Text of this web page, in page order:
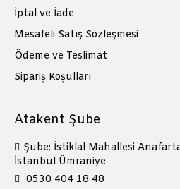
İptal ve İade
Mesafeli Satış Sözleşmesi
Ödeme ve Teslimat
Sipariş Koşulları
Atakent Şube
Şube: İstiklal Mahallesi
İstanbul Ümraniye
0530 404 18 48